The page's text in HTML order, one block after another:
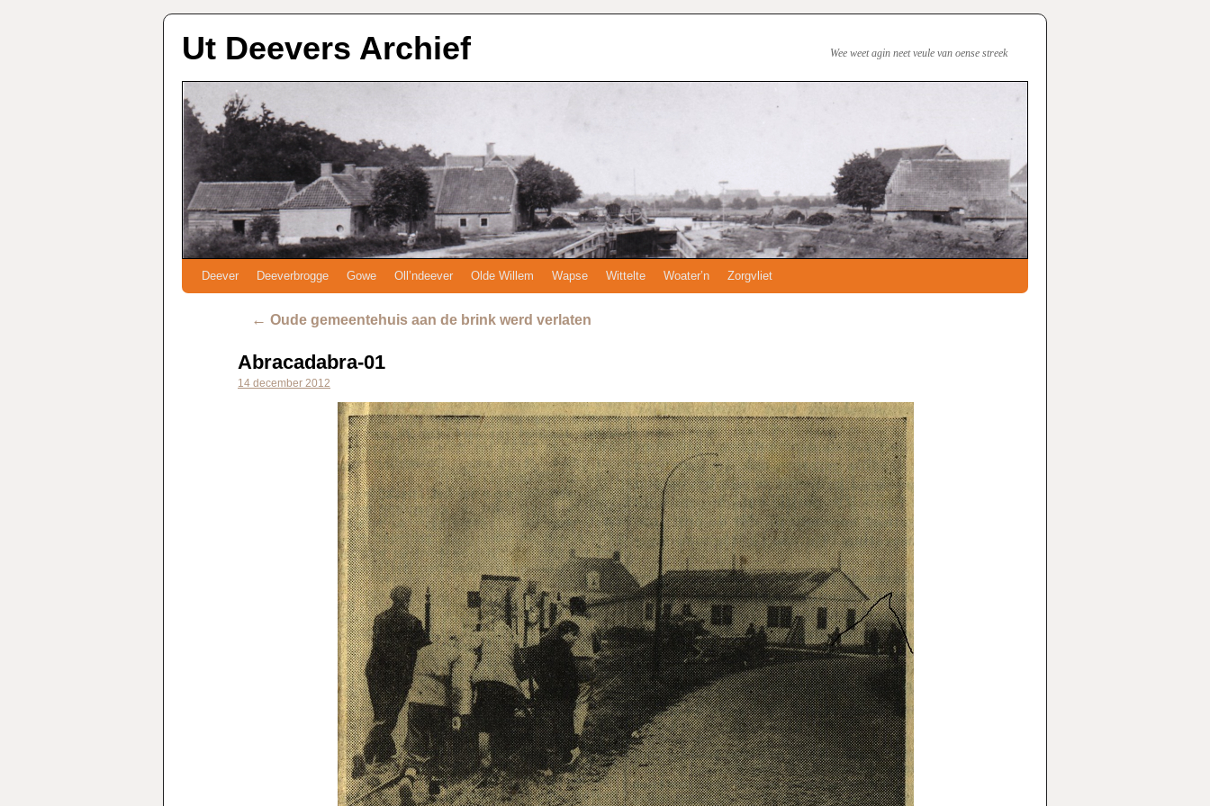
Ut Deevers Archief Wee weet agin neet veule van oense streek
Deever Deeverbrogge Gowe Oll’ndeever Olde Willem Wapse Wittelte Woater’n Zorgvliet
← Oude gemeentehuis aan de brink werd verlaten
Abracadabra-01
14 december 2012